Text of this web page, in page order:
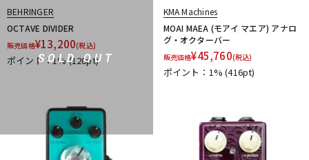
SOLD OUT
BEHRINGER
OCTAVE DIVIDER
販売価格¥13,200(税込)
ポイント：1%(120pt)
KMA Machines
MOAI MAEA (モアイ マエア) アナロ
グ・オクターバー
販売価格¥45,760(税込)
ポイント：1%(416pt)